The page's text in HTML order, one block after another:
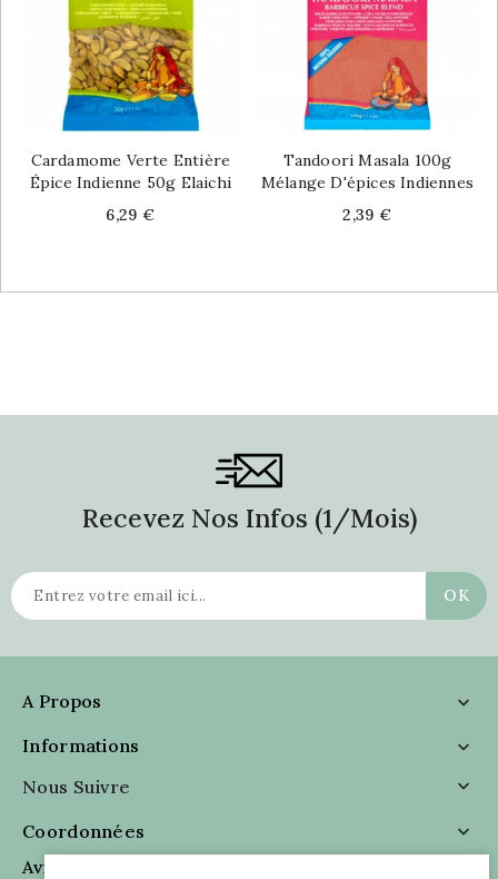
Cardamome Verte Entière
Épice Indienne 50g Elaichi
Price
6,29 €
Tandoori Masala 100g
Mélange D'épices Indiennes
Price
2,39 €
Recevez Nos Infos (1/mois)
A Propos

Informations

Nous Suivre

Coordonnées

Avis Clients